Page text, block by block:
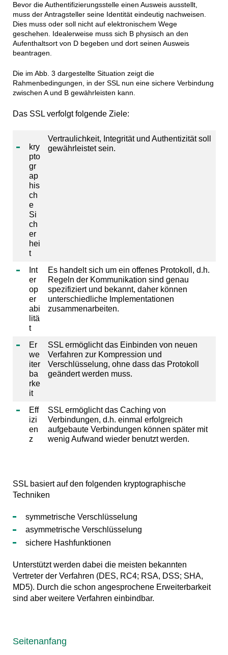
Bevor die Authentifizierungsstelle einen Ausweis ausstellt,
muss der Antragsteller seine Identität eindeutig nachweisen.
Dies muss oder soll nicht auf elektronischem Wege
geschehen. Idealerweise muss sich B physisch an den
Aufenthaltsort von D begeben und dort seinen Ausweis
beantragen.
Die im Abb. 3 dargestellte Situation zeigt die
Rahmenbedingungen, in der SSL nun eine sichere Verbindung
zwischen A und B gewährleisten kann.
Das SSL verfolgt folgende Ziele:
kry
pto
gr
ap
his
ch
e
Si
ch
er
hei
t
Vertraulichkeit, Integrität und Authentizität soll
gewährleistet sein.
Int
er
op
er
abi
litä
t
Es handelt sich um ein offenes Protokoll, d.h.
Regeln der Kommunikation sind genau
spezifiziert und bekannt, daher können
unterschiedliche Implementationen
zusammenarbeiten.
Er
we
iter
ba
rke
it
SSL ermöglicht das Einbinden von neuen
Verfahren zur Kompression und
Verschlüsselung, ohne dass das Protokoll
geändert werden muss.
Eff
izi
en
z
SSL ermöglicht das Caching von
Verbindungen, d.h. einmal erfolgreich
aufgebaute Verbindungen können später mit
wenig Aufwand wieder benutzt werden.
SSL basiert auf den folgenden kryptographische
Techniken
symmetrische Verschlüsselung
asymmetrische Verschlüsselung
sichere Hashfunktionen
Unterstützt werden dabei die meisten bekannten
Vertreter der Verfahren (DES, RC4; RSA, DSS; SHA,
MD5). Durch die schon angesprochene Erweiterbarkeit
sind aber weitere Verfahren einbindbar.
Seitenanfang